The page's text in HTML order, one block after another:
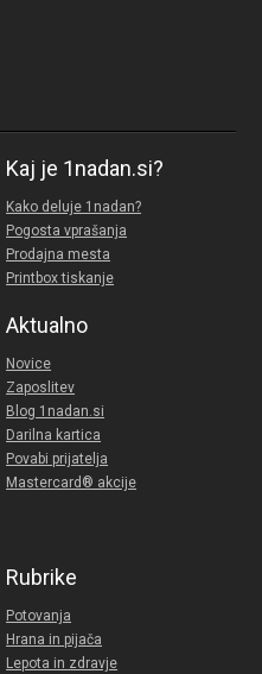
Kaj je 1nadan.si?
Kako deluje 1nadan?
Pogosta vprašanja
Prodajna mesta
Printbox tiskanje
Aktualno
Novice
Zaposlitev
Blog 1nadan.si
Darilna kartica
Povabi prijatelja
Mastercard® akcije
Rubrike
Potovanja
Hrana in pijača
Lepota in zdravje